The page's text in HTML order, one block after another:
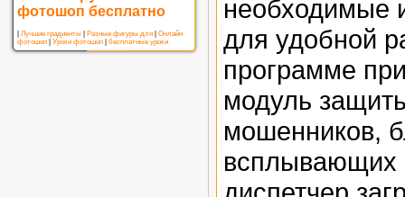
фотошоп бесплатно
Лучшие градиенты Разные фигуры для
Онлайн
фотошоп
Уроки фотошоп бесплатные уроки
необходимые
для удобной
программе
модуль
мошенников,
всплывающих